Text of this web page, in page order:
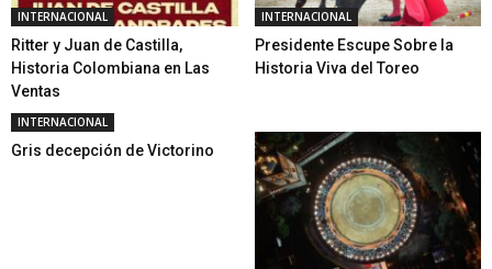
INTERNACIONAL
Ritter y Juan de Castilla,
Historia Colombiana en Las
Ventas
INTERNACIONAL
Presidente Escupe Sobre la
Historia Viva del Toreo
INTERNACIONAL
Gris decepción de Victorino